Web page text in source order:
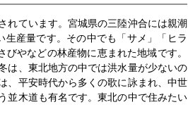
れています。宮城県の三陸沖合には親潮
産量です。その中でも「サメ」「ヒラ
やなどの林産物に恵まれた地域です。
は、東北地方の中では洪水量が少ないの
、平安時代から多くの歌に詠まれ、中世
並木道も有名です。東北の中で住みたい